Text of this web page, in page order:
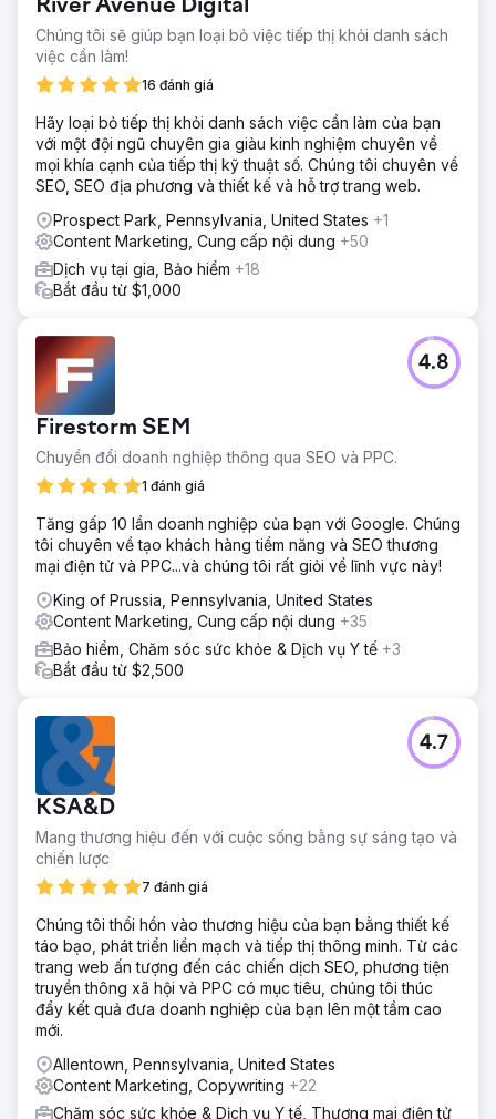
River Avenue Digital
Chúng tôi sẽ giúp bạn loại bỏ việc tiếp thị khỏi danh sách
việc cần làm!
16 đánh giá
Hãy loại bỏ tiếp thị khỏi danh sách việc cần làm của bạn
với một đội ngũ chuyên gia giàu kinh nghiệm chuyên về
mọi khía cạnh của tiếp thị kỹ thuật số. Chúng tôi chuyên về
SEO, SEO địa phương và thiết kế và hỗ trợ trang web.
Prospect Park, Pennsylvania, United States +1
Content Marketing, Cung cấp nội dung +50
Dịch vụ tại gia, Bảo hiểm +18
Bắt đầu từ $1,000
Firestorm SEM
Chuyển đổi doanh nghiệp thông qua SEO và PPC.
1 đánh giá
4.8
Tăng gấp 10 lần doanh nghiệp của bạn với Google. Chúng
tôi chuyên về tạo khách hàng tiềm năng và SEO thương
mại điện tử và PPC...và chúng tôi rất giỏi về lĩnh vực này!
King of Prussia, Pennsylvania, United States
Content Marketing, Cung cấp nội dung +35
Bảo hiểm, Chăm sóc sức khỏe & Dịch vụ Y tế +3
Bắt đầu từ $2,500
KSA&D
Mang thương hiệu đến với cuộc sống bằng sự sáng tạo và
chiến lược
7 đánh giá
4.7
Chúng tôi thổi hồn vào thương hiệu của bạn bằng thiết kế
táo bạo, phát triển liền mạch và tiếp thị thông minh. Từ các
trang web ấn tượng đến các chiến dịch SEO, phương tiện
truyền thông xã hội và PPC có mục tiêu, chúng tôi thúc
đẩy kết quả đưa doanh nghiệp của bạn lên một tầm cao
mới.
Allentown, Pennsylvania, United States
Content Marketing, Copywriting +22
Chăm sóc sức khỏe & Dịch vụ Y tế, Thương mại điện tử